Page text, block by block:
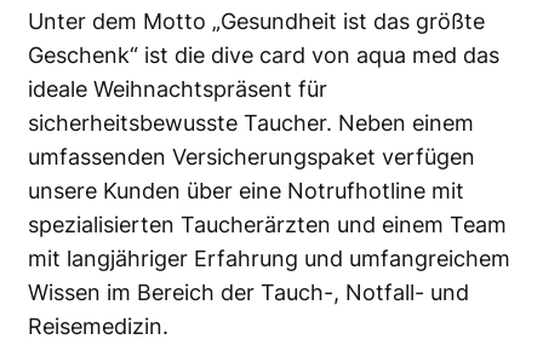
Unter dem Motto „Gesundheit ist das größte
Geschenk“ ist die dive card von aqua med das
ideale Weihnachtspräsent für
sicherheitsbewusste Taucher. Neben einem
umfassenden Versicherungspaket verfügen
unsere Kunden über eine Notrufhotline mit
spezialisierten Taucherärzten und einem Team
mit langjähriger Erfahrung und umfangreichem
Wissen im Bereich der Tauch-, Notfall- und
Reisemedizin.